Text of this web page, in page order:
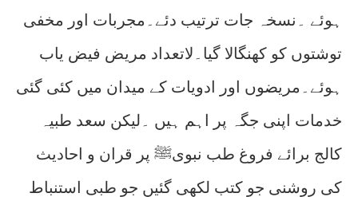
ہوئے ۔نسخہ جات ترتیب دئے۔مجربات اور مخفی
توشتوں کو کھنگالا گیا۔لاتعداد مریض فیض یاب
ہوئے۔مریضوں اور ادویات کے میدان میں کئی گئی
خدمات اپنی جگہ پر اہم ہیں ۔لیکن سعد طبیہ
کالج برائے فروغ طب نبویﷺ پر قران و احادیث
کی روشنی جو کتب لکھی گئیں جو طبی استنباط